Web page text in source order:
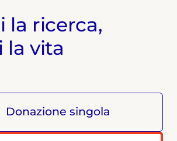
la ricerca,
la vita
Donazione singola